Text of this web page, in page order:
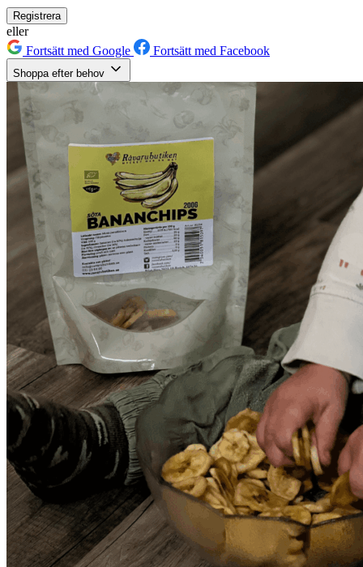
Registrera
eller
Fortsätt med Google
Fortsätt med Facebook
Shoppa efter behov